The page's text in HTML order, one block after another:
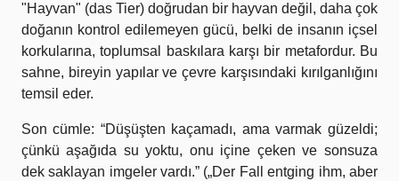
"Hayvan" (das Tier) doğrudan bir hayvan değil, daha çok
doğanın kontrol edilemeyen gücü, belki de insanın içsel
korkularına, toplumsal baskılara karşı bir metafordur. Bu
sahne, bireyin yapılar ve çevre karşısındaki kırılganlığını
temsil eder.
Son cümle: “Düşüşten kaçamadı, ama varmak güzeldi;
çünkü aşağıda su yoktu, onu içine çeken ve sonsuza
dek saklayan imgeler vardı.” („Der Fall entging ihm, aber